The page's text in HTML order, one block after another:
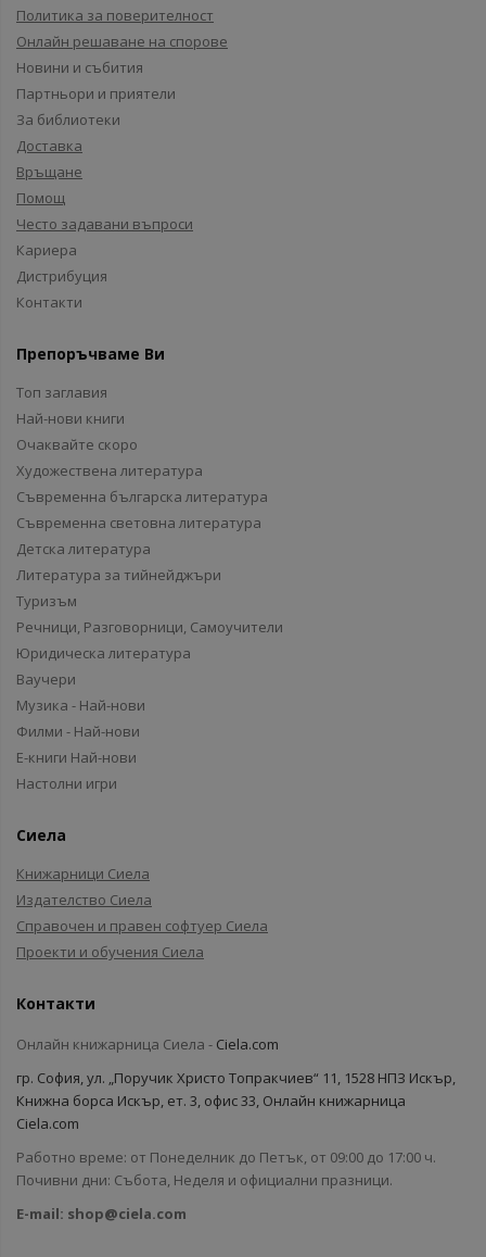
Политика за поверителност
Онлайн решаване на спорове
Новини и събития
Партньори и приятели
За библиотеки
Доставка
Връщане
Помощ
Често задавани въпроси
Кариера
Дистрибуция
Контакти
Препоръчваме Ви
Топ заглавия
Най-нови книги
Очаквайте скоро
Художествена литература
Съвременна българска литература
Съвременна световна литература
Детска литература
Литература за тийнейджъри
Туризъм
Речници, Разговорници, Самоучители
Юридическа литература
Ваучери
Музика - Най-нови
Филми - Най-нови
Е-книги Най-нови
Настолни игри
Сиела
Книжарници Сиела
Издателство Сиела
Справочен и правен софтуер Сиела
Проекти и обучения Сиела
Контакти
Онлайн книжарница Сиела - Ciela.com
гр. София, ул. „Поручик Христо Топракчиев“ 11, 1528 НПЗ Искър,
Книжна борса Искър, ет. 3, офис 33, Онлайн книжарница
Ciela.com
Работно време: от Понеделник до Петък, от 09:00 до 17:00 ч.
Почивни дни: Събота, Неделя и официални празници.
E-mail: shop@ciela.com